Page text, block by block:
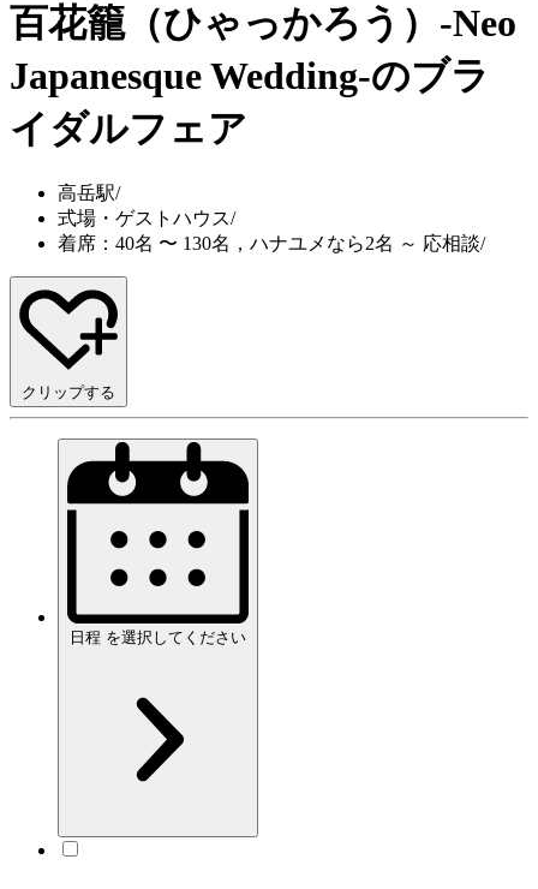
百花籠（ひゃっかろう）-Neo
Japanesque Wedding-のブラ
イダルフェア
高岳駅/
式場・ゲストハウス/
着席：40名 〜 130名，ハナユメなら2名 ～ 応相談/
クリップする
日程 を選択してください